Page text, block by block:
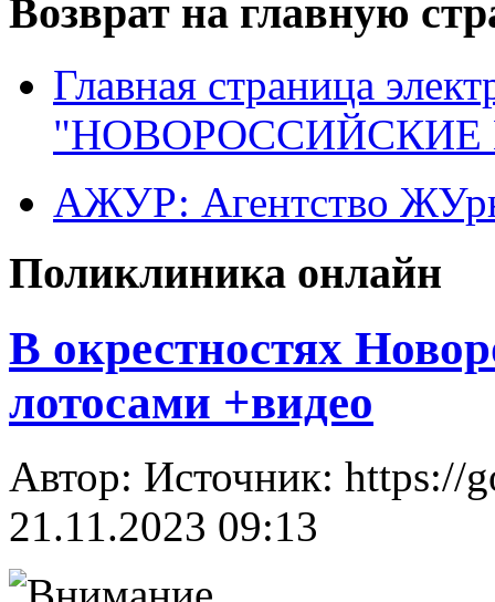
Возврат на главную
Главная страница
"НОВОРОССИЙСКИЕ
АЖУР: Агентство
Поликлиника онлайн
В окрестностях
лотосами +видео
Автор: Источник: https://
21.11.2023 09:13